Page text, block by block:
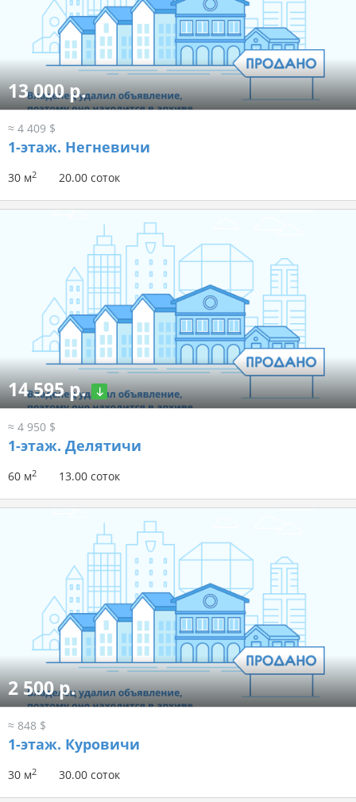
13 000 р.
≈ 4 409 $
1-этаж. Негневичи
30 м2 20.00 соток
14 595 р.
≈ 4 950 $
1-этаж. Делятичи
60 м2 13.00 соток
2 500 р.
≈ 848 $
1-этаж. Куровичи
30 м2 30.00 соток